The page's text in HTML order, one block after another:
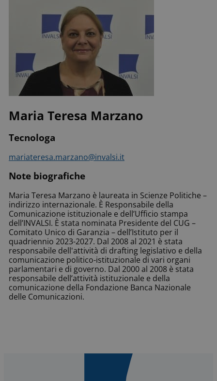
Maria Teresa Marzano
Tecnologa
mariateresa.marzano@invalsi.it
Note biografiche
Maria Teresa Marzano è laureata in Scienze Politiche –
indirizzo internazionale. È Responsabile della
Comunicazione istituzionale e dell’Ufficio stampa
dell’INVALSI. È stata nominata Presidente del CUG –
Comitato Unico di Garanzia – dell’Istituto per il
quadriennio 2023-2027. Dal 2008 al 2021 è stata
responsabile dell'attività di drafting legislativo e della
comunicazione politico-istituzionale di vari organi
parlamentari e di governo. Dal 2000 al 2008 è stata
responsabile dell’attività istituzionale e della
comunicazione della Fondazione Banca Nazionale
delle Comunicazioni.